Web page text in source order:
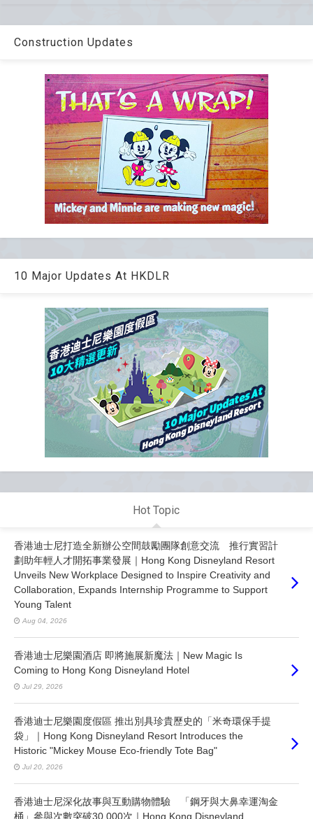
Construction Updates
10 Major Updates At HKDLR
Hot Topic
香港迪士尼打造全新辦公空間鼓勵團隊創意交流 推行實習計
劃助年輕人才開拓事業發展｜Hong Kong Disneyland Resort
Unveils New Workplace Designed to Inspire Creativity and
Collaboration, Expands Internship Programme to Support
Young Talent
Aug 04, 2026
香港迪士尼樂園酒店 即將施展新魔法｜New Magic Is
Coming to Hong Kong Disneyland Hotel
Jul 29, 2026
香港迪士尼樂園度假區 推出別具珍貴歷史的「米奇環保手提
袋」｜Hong Kong Disneyland Resort Introduces the
Historic "Mickey Mouse Eco-friendly Tote Bag"
Jul 20, 2026
香港迪士尼深化故事與互動購物體驗 「鋼牙與大鼻幸運淘金
桶」參與次數突破30,000次｜Hong Kong Disneyland